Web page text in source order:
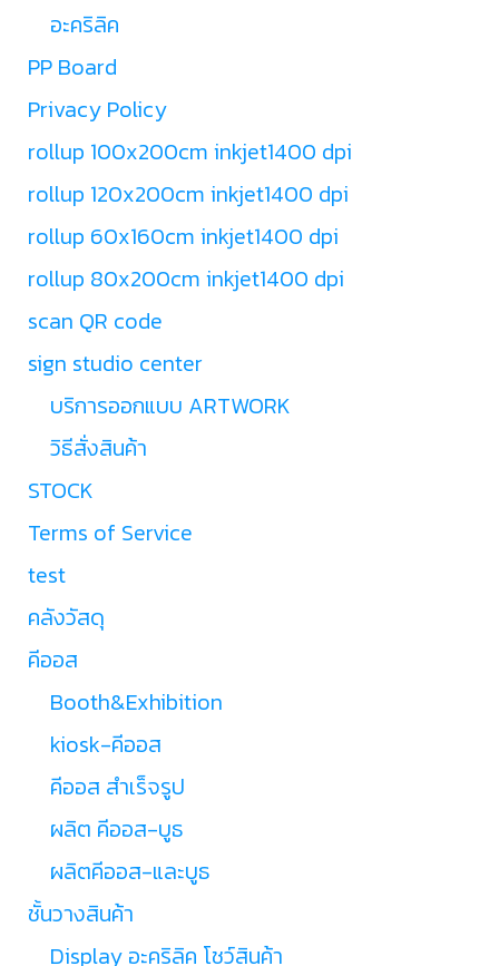
อะคริลิค
PP Board
Privacy Policy
rollup 100x200cm inkjet1400 dpi
rollup 120x200cm inkjet1400 dpi
rollup 60x160cm inkjet1400 dpi
rollup 80x200cm inkjet1400 dpi
scan QR code
sign studio center
บริการออกแบบ ARTWORK
วิธีสั่งสินค้า
STOCK
Terms of Service
test
คลังวัสดุ
คีออส
Booth&Exhibition
kiosk-คีออส
คีออส สำเร็จรูป
ผลิต คีออส-บูธ
ผลิตคีออส-และบูธ
ชั้นวางสินค้า
Display อะคริลิค โชว์สินค้า